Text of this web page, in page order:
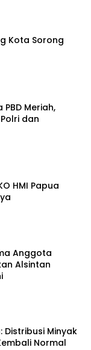
Kota Sorong
Meriah,
dan
HMI Papua
Anggota
Alsintan
Distribusi Minyak
Normal